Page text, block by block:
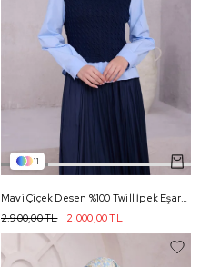
11
Mavi Çiçek Desen %100 Twill İpek Eşarp 4204 - 86
2.000,00 TL
2.900,00 TL